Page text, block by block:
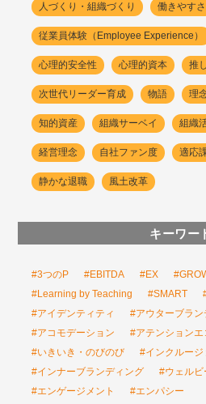
人づくり・組織づくり 働きやすさ
従業員体験（Employee Experience）
心理的安全性 心理的資本 推
次世代リーダー育成 物語 理
知的資産 組織サーベイ 組織
経営理念 自社ファン度 適応
静かな退職 風土改革
キーワー
#3つのP #EBITDA #EX
#Learning by Teaching
#SMART
#アイデンティティ
#アウターブラン
#アコモデーション
#アテンションエ
#いきいき・のびのび
#インクルージ
#インナーブランディング
#ウェルビ
#エンゲージメント
#エンパシー